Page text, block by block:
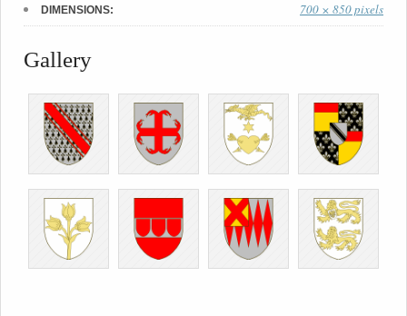
DIMENSIONS: 700 × 850 pixels
Gallery